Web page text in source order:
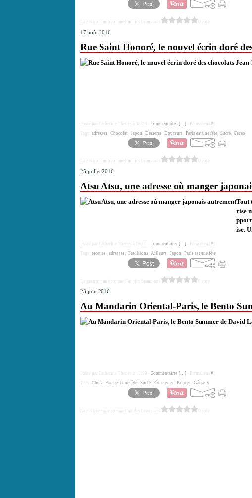
La gastronomie comme l'un des beaux-arts
17 août 2016
Rue Saint Honoré, le nouvel écrin doré
Posté par Catherine Thenes à 08:24 - Commentaires […] - Permalien [ #
adresses Chocolat Japon Desserts Douceurs Paris est une fête Sucré Cacao
La gastronomie comme l'un des beaux-arts
25 juillet 2016
Atsu Atsu, une adresse où manger
Tout
rise
ise.
Posté par Catherine Thenes à 16:01 - Commentaires […] - Permalien [ #
recettes adresses Traditions Ailleurs Japon Paris est une fête
La gastronomie comme l'un des beaux-arts
23 juin 2016
Au Mandarin Oriental-Paris, le Bento
Posté par Catherine Thenes à 12:29 - Commentaires […] - Permalien [ #
Chefs Paris est une fête Sucré Pâtisseries Palaces Gâteaux
La gastronomie comme l'un des beaux-arts